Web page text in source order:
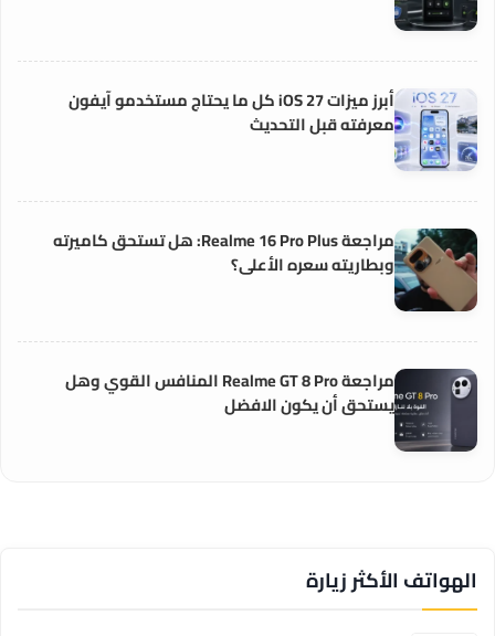
أبرز ميزات iOS 27 كل ما يحتاج مستخدمو آيفون
معرفته قبل التحديث
مراجعة Realme 16 Pro Plus: هل تستحق كاميرته
وبطاريته سعره الأعلى؟
مراجعة Realme GT 8 Pro المنافس القوي وهل
يستحق أن يكون الافضل
الهواتف الأكثر زيارة